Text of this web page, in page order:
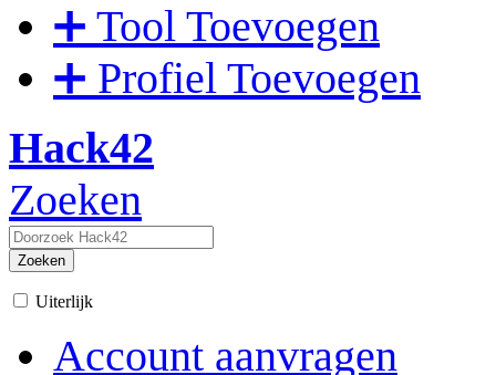
➕ Tool Toevoegen
➕ Profiel Toevoegen
Hack42
Zoeken
Zoeken
Uiterlijk
Account aanvragen